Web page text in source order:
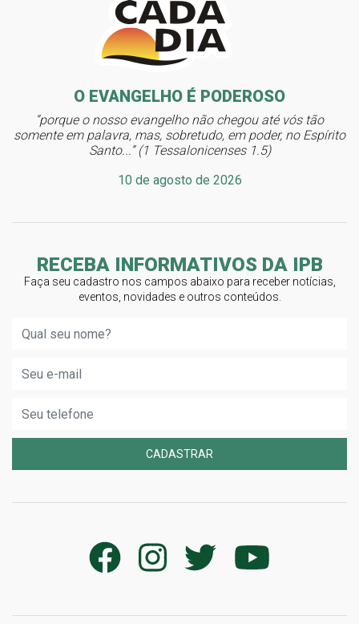
O EVANGELHO É PODEROSO
“porque o nosso evangelho não chegou até vós tão
somente em palavra, mas, sobretudo, em poder, no Espírito
Santo...” (1 Tessalonicenses 1.5)
10 de agosto de 2026
RECEBA INFORMATIVOS DA IPB
Faça seu cadastro nos campos abaixo para receber notícias,
eventos, novidades e outros conteúdos.
CADASTRAR